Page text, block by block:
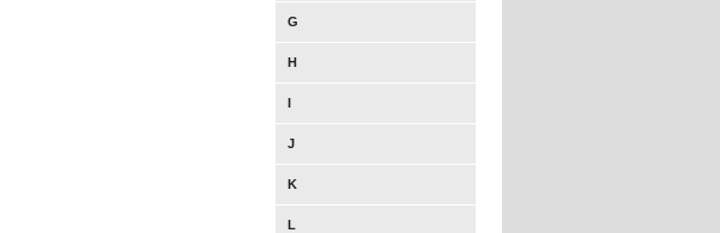
G
H
I
J
K
L